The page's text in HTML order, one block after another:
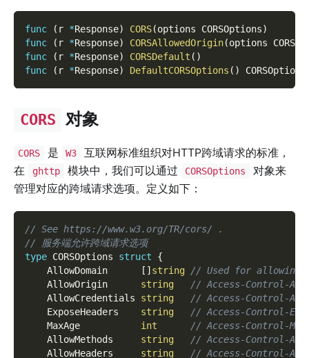
func ( r *Response) CORS(options CORSOptions)
func
( r *Response) CORSAllowedOrigin(options
func
( r *Response) CORSDefault ( )
func
( r *Response) DefaultCORSOptions ( ) CORSOptions
CORS 对象
CORS 是 W3
互联网标准组织对HTTP跨域请求的标准，
在
ghttp 模块中，我们可以通过 CORSOptions
对象来
管理对应的跨域请求选项。定义如下：
// See https://www.w3.org/TR/cors/ .
// 服务端允许跨域请求选项
type CORSOptions struct
{
    AllowDomain
[ ] string // Used for allowing
    AllowOrigin
string
// Access-Control-
    AllowCredentials
string
// Access-Control-
    ExposeHeaders
string
// Access-Control-
    MaxAge
int
// Access-Control-
    AllowMethods
string
// Access-Control-
    AllowHeaders
string
// Access-Control-